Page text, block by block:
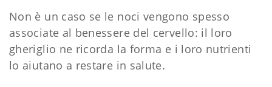
Non è un caso se le noci vengono spesso
associate al benessere del cervello: il loro
gheriglio ne ricorda la forma e i loro nutrienti
lo aiutano a restare in salute.